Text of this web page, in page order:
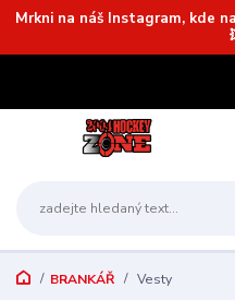
Mrkni na náš Instagram, kde
BRANKÁŘ Vesty